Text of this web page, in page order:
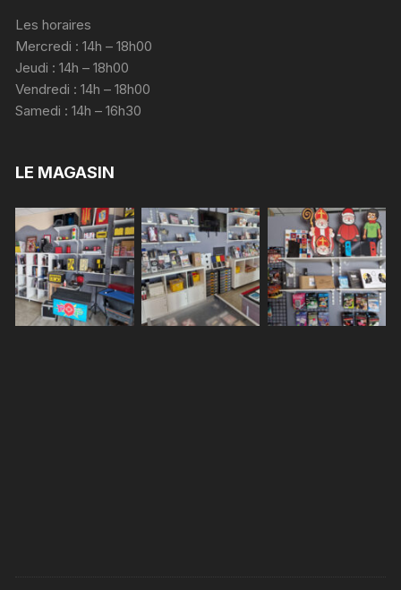
Les horaires
Mercredi : 14h – 18h00
Jeudi : 14h – 18h00
Vendredi : 14h – 18h00
Samedi : 14h – 16h30
LE MAGASIN